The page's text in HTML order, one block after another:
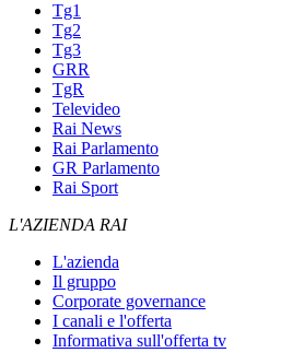
Tg1
Tg2
Tg3
GRR
TgR
Televideo
Rai News
Rai Parlamento
GR Parlamento
Rai Sport
L'AZIENDA RAI
L'azienda
Il gruppo
Corporate governance
I canali e l'offerta
Informativa sull'offerta tv